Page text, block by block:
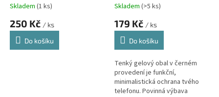
Skladem (1 ks)
250 Kč / ks
Do košíku
Skladem (>5 ks)
179 Kč / ks
Do košíku
Tenký gelový obal v černém
provedení je funkční,
minimalistická ochrana tvého
telefonu. Povinná výbava